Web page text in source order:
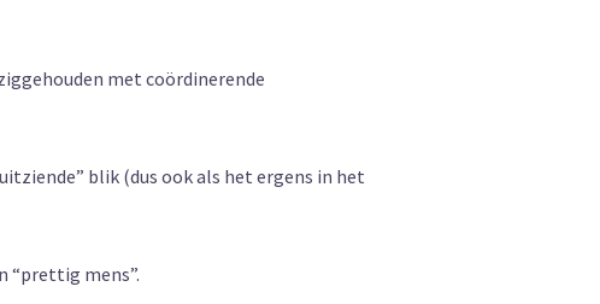
met coördinerende
blik (dus ook als het ergens in het
“prettig mens”.